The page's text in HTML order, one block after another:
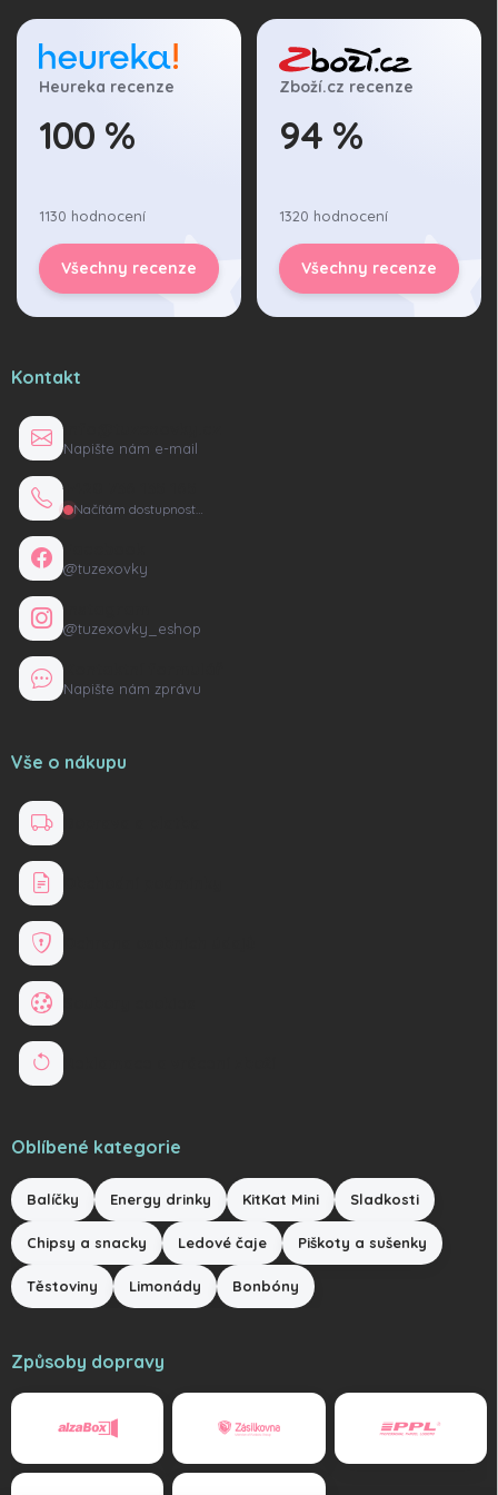
Heureka recenze
100 %
1130 hodnocení
Všechny recenze
Zboží.cz recenze
94 %
1320 hodnocení
Všechny recenze
Kontakt
Napište nám e-mail
Načítám dostupnost…
@tuzexovky
@tuzexovky_eshop
Napište nám zprávu
Vše o nákupu
Oblíbené kategorie
Balíčky Energy drinky KitKat Mini Sladkosti
Chipsy a snacky Ledové čaje Piškoty a sušenky
Těstoviny Limonády Bonbóny
Způsoby dopravy